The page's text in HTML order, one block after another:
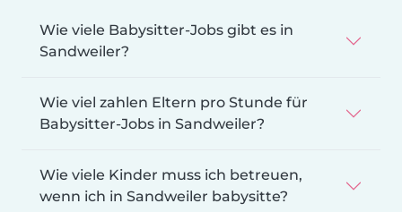
Wie viele Babysitter-Jobs gibt es in
Sandweiler?
Wie viel zahlen Eltern pro Stunde für
Babysitter-Jobs in Sandweiler?
Wie viele Kinder muss ich betreuen,
wenn ich in Sandweiler babysitte?